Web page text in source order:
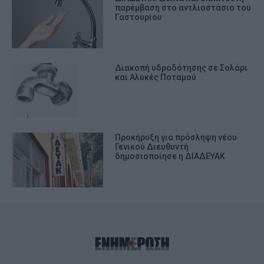
παρέμβαση στο αντλιοστάσιο του
Γαστουρίου
Διακοπή υδροδότησης σε Σολάρι
και Αλυκές Ποταμού
Προκήρυξη για πρόσληψη νέου
Γενικού Διευθυντή
δημοσιοποίησε η ΔΙΑΔΕΥΑΚ